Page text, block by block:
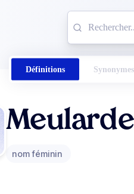
Définitions Synonymes
Meularde
nom féminin